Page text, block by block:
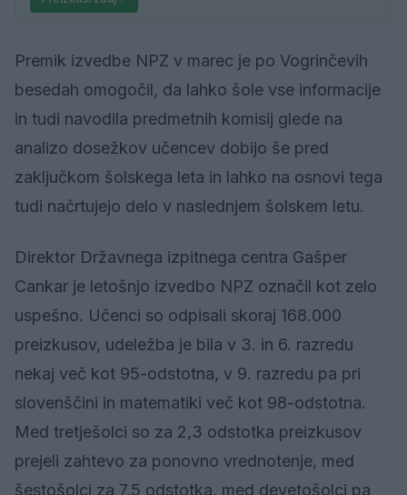
Premik izvedbe NPZ v marec je po Vogrinčevih
besedah omogočil, da lahko šole vse informacije
in tudi navodila predmetnih komisij glede na
analizo dosežkov učencev dobijo še pred
zaključkom šolskega leta in lahko na osnovi tega
tudi načrtujejo delo v naslednjem šolskem letu.
Direktor Državnega izpitnega centra Gašper
Cankar je letošnjo izvedbo NPZ označil kot zelo
uspešno. Učenci so odpisali skoraj 168.000
preizkusov, udeležba je bila v 3. in 6. razredu
nekaj več kot 95-odstotna, v 9. razredu pa pri
slovenščini in matematiki več kot 98-odstotna.
Med tretješolci so za 2,3 odstotka preizkusov
prejeli zahtevo za ponovno vrednotenje, med
šestošolci za 7,5 odstotka, med devetošolci pa